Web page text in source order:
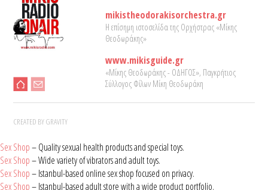
mikistheodorakisorchestra.gr
Η επίσημη ιστοσελίδα της Ορχήστρας «Μίκης
Θεοδωράκης»
www.mikisguide.gr
«Μίκης Θεοδωράκης - ΟΔΗΓΟΣ», Παγκρήτιος
Σύλλογος Φίλων Μίκη Θεοδωράκη
CREATED BY GRAVITY
Sex Shop– Quality sexual health products and special toys.
Sex Shop– Wide variety of vibrators and adult toys.
Sex Shop– Istanbul-based online sex shop focused on privacy.
Sex Shop– Istanbul-based adult store with a wide product portfolio.